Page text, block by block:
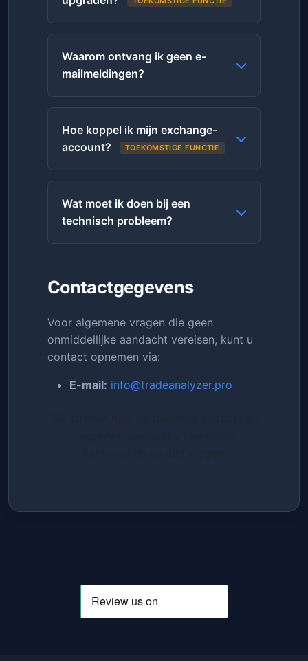
Waarom ontvang ik geen e-
mailmeldingen?
Hoe koppel ik mijn exchange-
account?
TOEKOMSTIGE FUNCTIE
Wat moet ik doen bij een
technisch probleem?
Contactgegevens
Voor algemene vragen die geen
onmiddellijke aandacht vereisen, kunt u
contact opnemen via:
E-mail: info@tradeanalyzer.pro